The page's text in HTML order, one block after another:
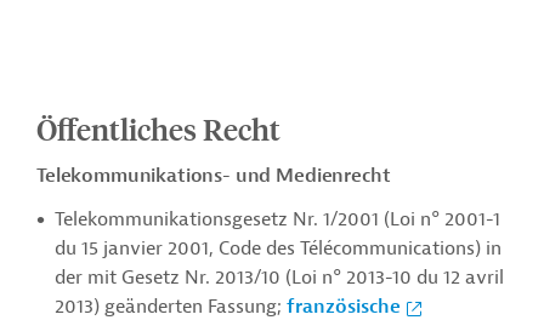
Öffentliches Recht
Telekommunikations- und Medienrecht
Telekommunikationsgesetz Nr. 1/2001 (Loi n° 2001-1
du 15 janvier 2001, Code des Télécommunications) in
der mit Gesetz Nr. 2013/10 (Loi n° 2013-10 du 12 avril
2013) geänderten Fassung; französische